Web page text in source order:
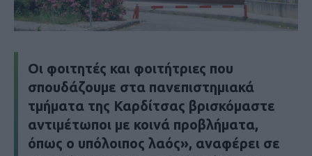
Οι φοιτητές και φοιτήτριες που
σπουδάζουμε στα πανεπιστημιακά
τμήματα της Καρδίτσας βρισκόμαστε
αντιμέτωποι με κοινά προβλήματα,
όπως ο υπόλοιπος λαός», αναφέρει σε